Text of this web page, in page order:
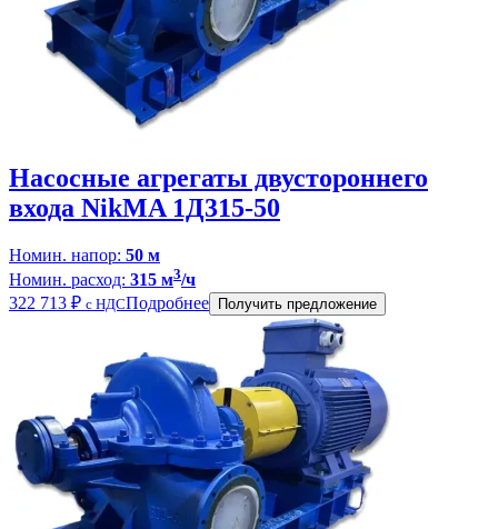
Насосные агрегаты двустороннего
входа NikMA 1Д315-50
Номин. напор: 50 м
Номин. расход: 315 м3/ч
322 713 ₽ с НДСПодробнее Получить предложение